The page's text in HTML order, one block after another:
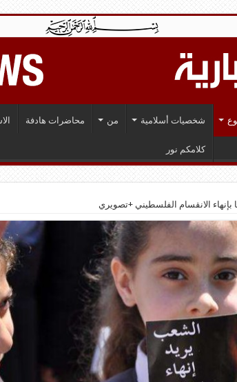
شخصيات أسلامية من محاضرات هادفة
كلامكم نور
بإنهاء الانقسام الفلسطيني +تصويري